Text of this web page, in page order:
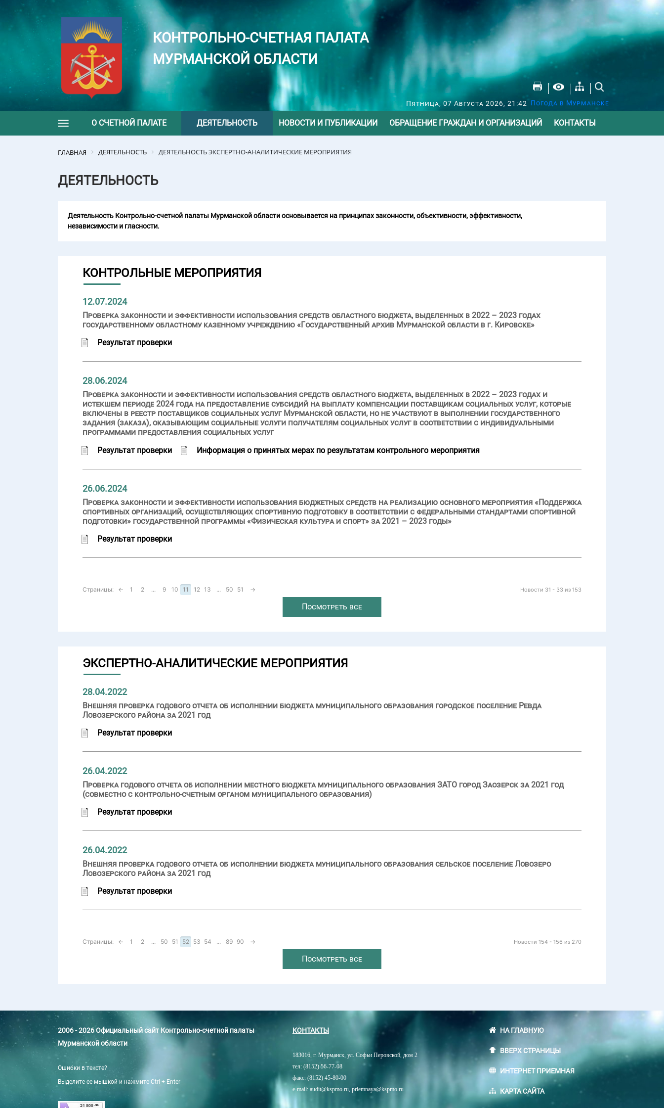
КОНТРОЛЬНО-СЧЕТНАЯ ПАЛАТА
МУРМАНСКОЙ ОБЛАСТИ
Пятница, 07 Августа 2026, 21:42 Погода в Мурманске
Toggle navigation
О СЧЕТНОЙ ПАЛАТЕ ДЕЯТЕЛЬНОСТЬ НОВОСТИ И ПУБЛИКАЦИИ ОБРАЩЕНИЕ ГРАЖДАН И ОРГАНИЗАЦИЙ КОНТАКТЫ
ГЛАВНАЯ ДЕЯТЕЛЬНОСТЬ ДЕЯТЕЛЬНОСТЬ ЭКСПЕРТНО-АНАЛИТИЧЕСКИЕ МЕРОПРИЯТИЯ
ДЕЯТЕЛЬНОСТЬ
Деятельность Контрольно-счетной палаты Мурманской области основывается на принципах законности, объективности, эффективности,
независимости и гласности.
КОНТРОЛЬНЫЕ МЕРОПРИЯТИЯ
12.07.2024
Проверка законности и эффективности использования средств областного бюджета, выделенных в 2022 – 2023 годах
государственному областному казенному учреждению «Государственный архив Мурманской области в г. Кировске»
Результат проверки
28.06.2024
Проверка законности и эффективности использования средств областного бюджета, выделенных в 2022 – 2023 годах и
истекшем периоде 2024 года на предоставление субсидий на выплату компенсации поставщикам социальных услуг, которые
включены в реестр поставщиков социальных услуг Мурманской области, но не участвуют в выполнении государственного
задания (заказа), оказывающим социальные услуги получателям социальных услуг в соответствии с индивидуальными
программами предоставления социальных услуг
Результат проверки
Информация о принятых мерах по результатам контрольного мероприятия
26.06.2024
Проверка законности и эффективности использования бюджетных средств на реализацию основного мероприятия «Поддержка
спортивных организаций, осуществляющих спортивную подготовку в соответствии с федеральными стандартами спортивной
подготовки» государственной программы «Физическая культура и спорт» за 2021 – 2023 годы»
Результат проверки
Новости 31 - 33 из 153
Страницы: ← 1 2 ... 9 10 11 12 13 ... 50 51 →
Посмотреть все
ЭКСПЕРТНО-АНАЛИТИЧЕСКИЕ МЕРОПРИЯТИЯ
28.04.2022
Внешняя проверка годового отчета об исполнении бюджета муниципального образования городское поселение Ревда
Ловозерского района за 2021 год
Результат проверки
26.04.2022
Проверка годового отчета об исполнении местного бюджета муниципального образования ЗАТО город Заозерск за 2021 год
(совместно с контрольно-счетным органом муниципального образования)
Результат проверки
26.04.2022
Внешняя проверка годового отчета об исполнении бюджета муниципального образования сельское поселение Ловозеро
Ловозерского района за 2021 год
Результат проверки
Новости 154 - 156 из 270
Страницы: ← 1 2 ... 50 51 52 53 54 ... 89 90 →
Посмотреть все
2006 - 2026 Официальный сайт Контрольно-счетной палаты
Мурманской области
Ошибки в тексте?
Выделите ее мышкой и нажмите Ctrl + Enter
КОНТАКТЫ
183016, г. Мурманск, ул. Софьи Перовской, дом 2
тел: (8152) 56-77-08
факс: (8152) 45-80-00
e-mail: audit@kspmo.ru, priemnaya@kspmo.ru
НА ГЛАВНУЮ
ВВЕРХ СТРАНИЦЫ
ИНТЕРНЕТ ПРИЕМНАЯ
КАРТА САЙТА